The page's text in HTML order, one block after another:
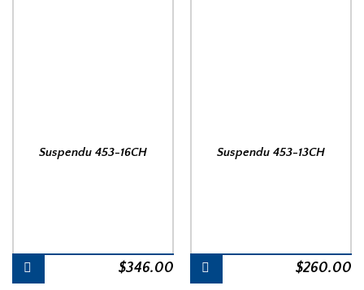
Suspendu 453-16CH
$346.00
Suspendu 453-13CH
$260.00